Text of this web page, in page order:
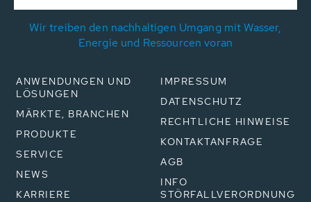
Wir treiben den nachhaltigen Umgang mit Wasser,
Energie und Ressourcen voran
ANWENDUNGEN UND
LÖSUNGEN
MÄRKTE, BRANCHEN
PRODUKTE
SERVICE
NEWS
KARRIERE
IMPRESSUM
DATENSCHUTZ
RECHTLICHE HINWEISE
KONTAKTANFRAGE
AGB
INFO
STÖRFALLVERORDNUNG